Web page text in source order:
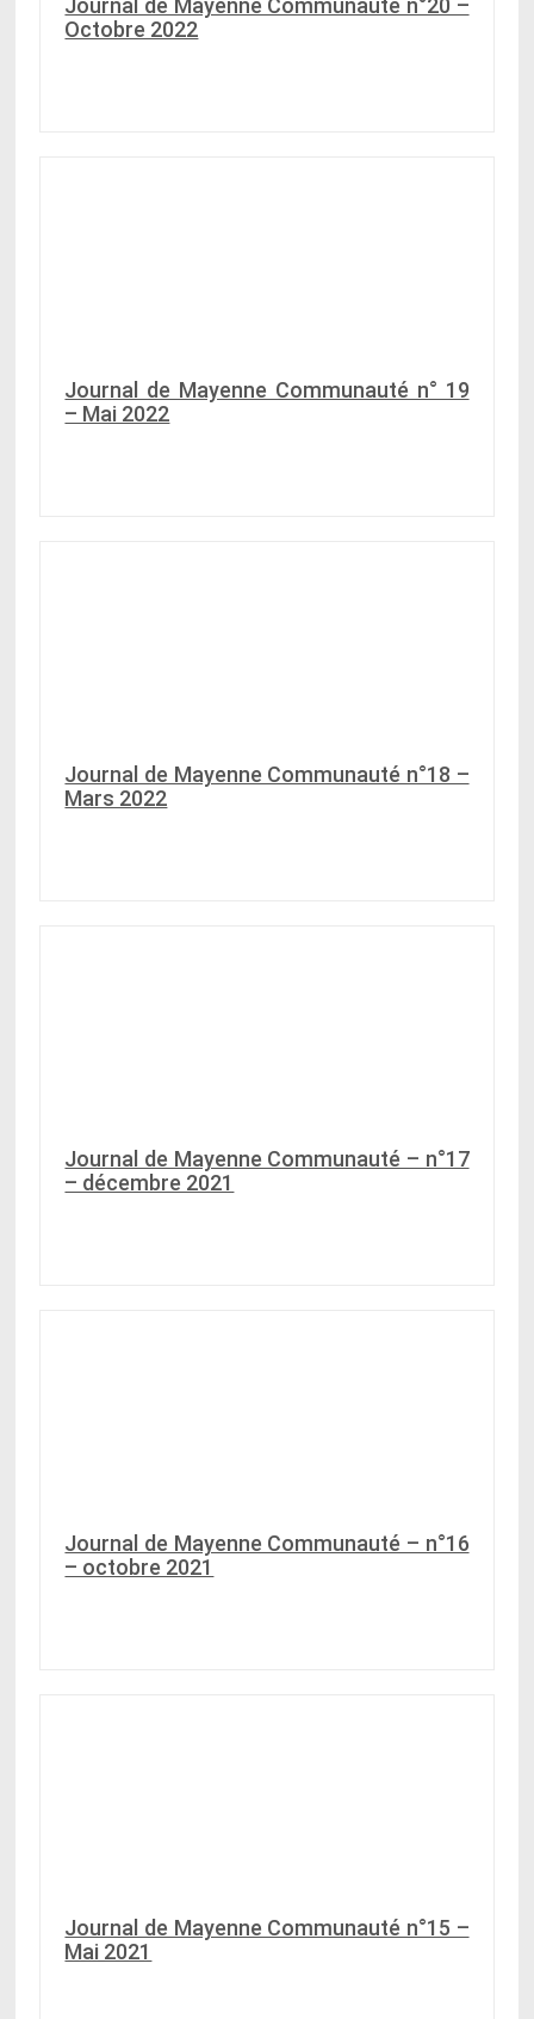
Journal de Mayenne Communauté n°20 –
Octobre 2022
Journal de Mayenne Communauté n° 19
– Mai 2022
Journal de Mayenne Communauté n°18 –
Mars 2022
Journal de Mayenne Communauté – n°17
– décembre 2021
Journal de Mayenne Communauté – n°16
– octobre 2021
Journal de Mayenne Communauté n°15 –
Mai 2021